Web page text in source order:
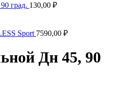
град. 130,00 ₽
Sport 7590,00 ₽
Дн 45, 90